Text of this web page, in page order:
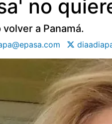
no
a Panamá.